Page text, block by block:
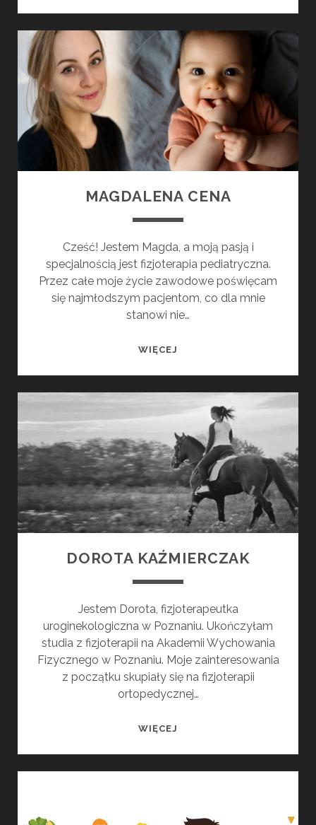
MAGDALENA CENA
Cześć! Jestem Magda, a moją pasją i
specjalnością jest fizjoterapia pediatryczna.
Przez całe moje życie zawodowe poświęcam
się najmłodszym pacjentom, co dla mnie
stanowi nie…
WIĘCEJ
DOROTA KAŹMIERCZAK
Jestem Dorota, fizjoterapeutka
uroginekologiczna w Poznaniu. Ukończyłam
studia z fizjoterapii na Akademii Wychowania
Fizycznego w Poznaniu. Moje zainteresowania
z początku skupiały się na fizjoterapii
ortopedycznej…
WIĘCEJ